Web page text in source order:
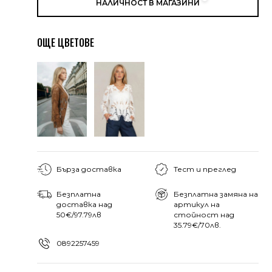
НАЛИЧНОСТ В МАГАЗИНИ
ОЩЕ ЦВЕТОВЕ
Бърза доставка Тест и преглед
Безплатна
доставка над
50€/97.79лв
Безплатна замяна на
артикул на
стойност над
35.79€/70лв.
0892257459